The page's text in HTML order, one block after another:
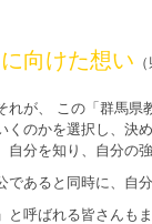
向けた想い
、 この「群馬県
のかを選択し、決
分を知り、自分の
あると同時に、自
ばれる皆さんもま